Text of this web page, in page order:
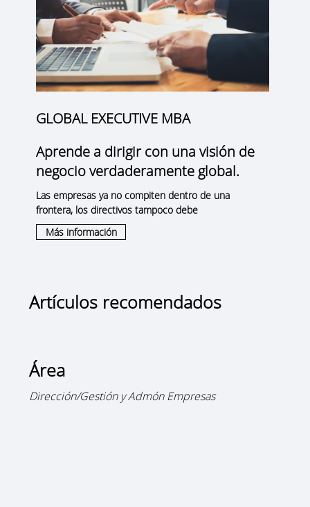
GLOBAL EXECUTIVE MBA
Aprende a dirigir con una visión de
negocio verdaderamente global.
Las empresas ya no compiten dentro de una
frontera, los directivos tampoco debe
Más información
Artículos recomendados
Área
Dirección/Gestión y Admón Empresas